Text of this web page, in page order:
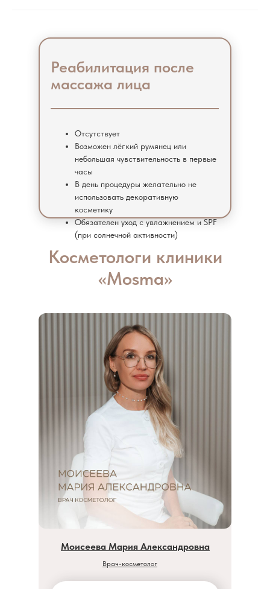
Отсутствует
Возможен лёгкий румянец или
небольшая чувствительность в первые
часы
В день процедуры желательно не
использовать декоративную
косметику
Обязателен уход с увлажнением и SPF
(при солнечной активности)
Реабилитация после
массажа лица
Косметологи клиники
«Mosma»
Моисеева Мария Александровна
Врач-косметолог